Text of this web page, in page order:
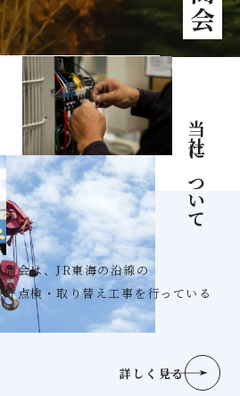
当社について
会は、JR東海の沿線の
点検・取り替え工事を行っている
詳しく見る